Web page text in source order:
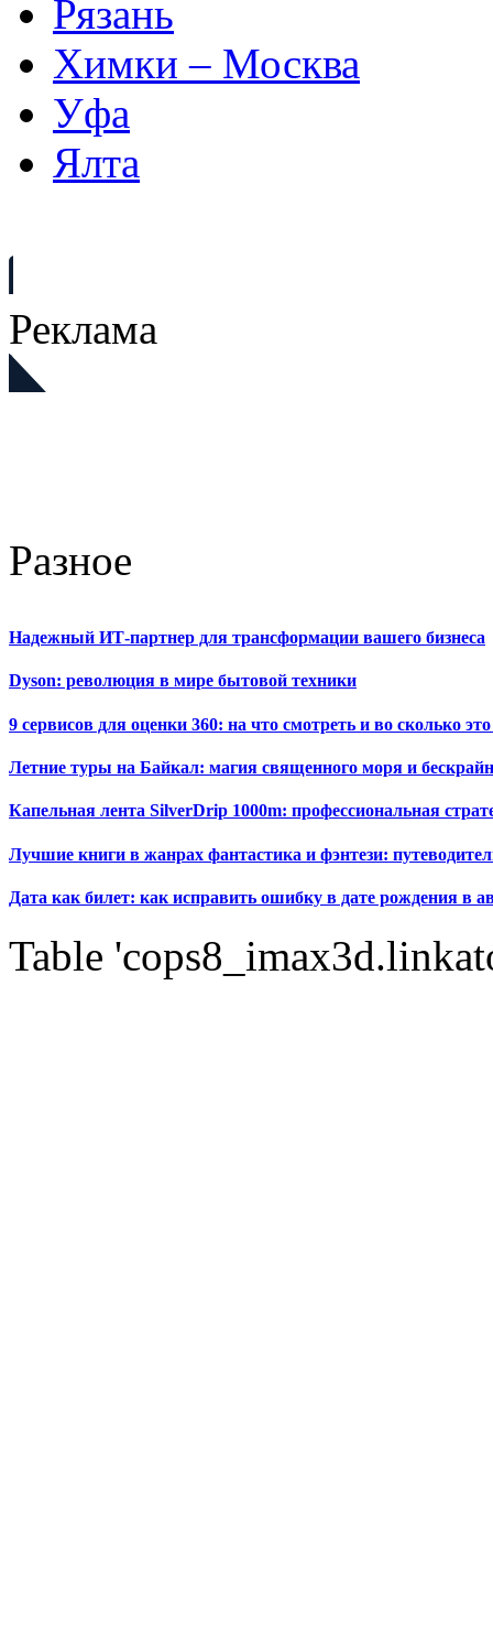
Рязань
Химки – Москва
Уфа
Ялта
Реклама
Разное
Надежный ИТ-партнер для трансформации вашего бизнеса
Dyson: революция в мире бытовой техники
9 сервисов для оценки 360: на что смотреть и во сколько это
Летние туры на Байкал: магия священного моря и
Капельная лента SilverDrip 1000m: профессиональная
Лучшие книги в жанрах фантастика и фэнтези:
Дата как билет: как исправить ошибку в дате рождения в
Table